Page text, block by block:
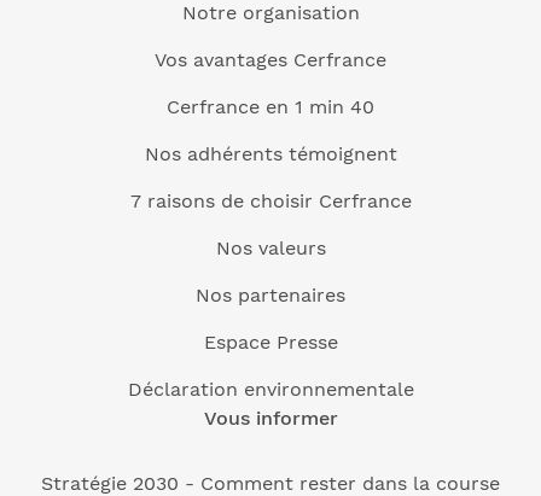
Notre organisation
Vos avantages Cerfrance
Cerfrance en 1 min 40
Nos adhérents témoignent
7 raisons de choisir Cerfrance
Nos valeurs
Nos partenaires
Espace Presse
Déclaration environnementale
Vous informer
Stratégie 2030 - Comment rester dans la course